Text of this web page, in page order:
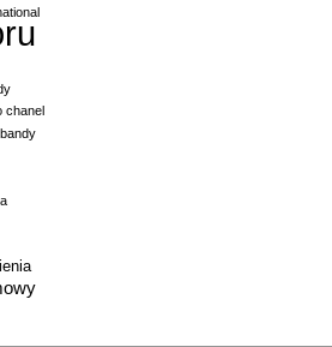
chanel